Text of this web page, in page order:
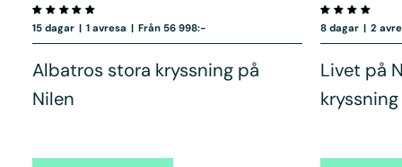
15 dagar | 1 avresa | Från 56 998:-
Albatros stora kryssning på
Nilen
8 dagar | 2
Livet på
kryssning